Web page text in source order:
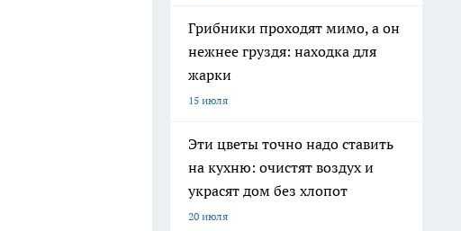
Грибники проходят мимо, а он
нежнее груздя: находка для
жарки
15 июля
Эти цветы точно надо ставить
на кухню: очистят воздух и
украсят дом без хлопот
20 июля